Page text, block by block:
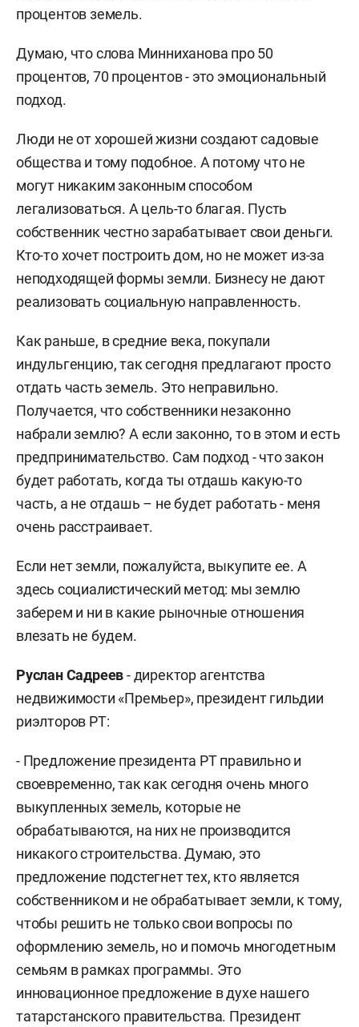
процентов земель.
Думаю, что слова Минниханова про 50
процентов, 70 процентов - это эмоциональный
подход.
Люди не от хорошей жизни создают садовые
общества и тому подобное. А потому что не
могут никаким законным способом
легализоваться. А цель-то благая. Пусть
собственник честно зарабатывает свои деньги.
Кто-то хочет построить дом, но не может из-за
неподходящей формы земли. Бизнесу не дают
реализовать социальную направленность.
Как раньше, в средние века, покупали
индульгенцию, так сегодня предлагают просто
отдать часть земель. Это неправильно.
Получается, что собственники незаконно
набрали землю? А если законно, то в этом и есть
предпринимательство. Сам подход - что закон
будет работать, когда ты отдашь какую-то
часть, а не отдашь – не будет работать - меня
очень расстраивает.
Если нет земли, пожалуйста, выкупите ее. А
здесь социалистический метод: мы землю
заберем и ни в какие рыночные отношения
влезать не будем.
Руслан Садреев- директор агентства
недвижимости «Премьер», президент гильдии
риэлторов РТ:
- Предложение президента РТ правильно и
своевременно, так как сегодня очень много
выкупленных земель, которые не
обрабатываются, на них не производится
никакого строительства. Думаю, это
предложение подстегнет тех, кто является
собственником и не обрабатывает земли, к тому,
чтобы решить не только свои вопросы по
оформлению земель, но и помочь многодетным
семьям в рамках программы. Это
инновационное предложение в духе нашего
татарстанского правительства. Президент